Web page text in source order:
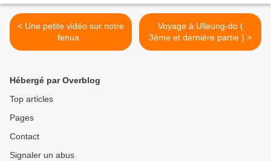
< Une petite vidéo sur notre
fenua .
Voyage à Ulleung-do (
3ème et dernière partie ) >
Hébergé par Overblog
Top articles
Pages
Contact
Signaler un abus